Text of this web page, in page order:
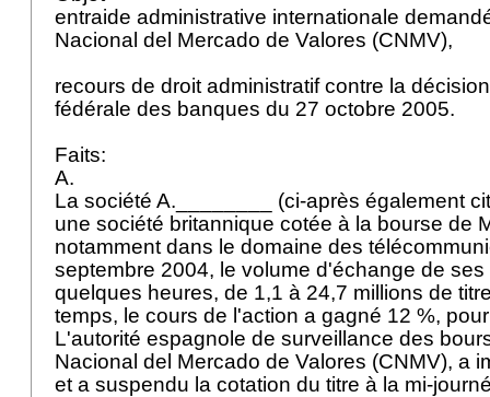
entraide administrative internationale
Nacional del Mercado de Valores (CNMV),
recours de droit administratif contre la
fédérale des banques du 27 octobre 2005.
Faits:
A.
La société A.________ (ci-après également
une société britannique cotée à la bourse de
notamment dans le domaine des
septembre 2004, le volume d'échange de
quelques heures, de 1,1 à 24,7 millions de
temps, le cours de l'action a gagné 12 %,
L'autorité espagnole de surveillance des
Nacional del Mercado de Valores (CNMV), a
et a suspendu la cotation du titre à la mi-